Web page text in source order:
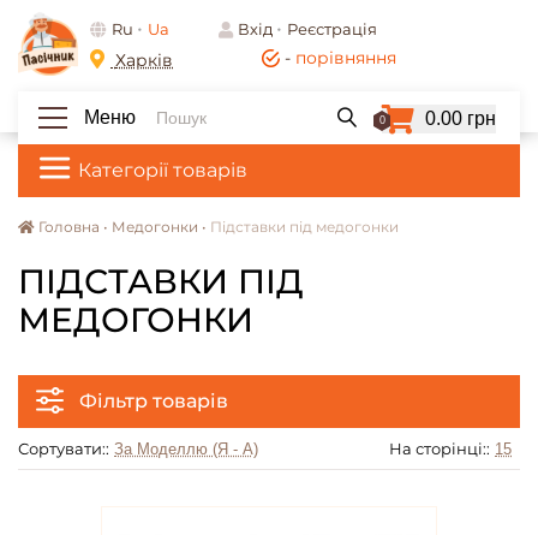
- порівняння
Ru Ua Вхід Реєстрація
Харків
Категорії товарів
Меню 0 0.00 грн
Головна • Медогонки • Підставки під медогонки
ПІДСТАВКИ ПІД
МЕДОГОНКИ
Фільтр товарів
Сортувати:: На сторінці::